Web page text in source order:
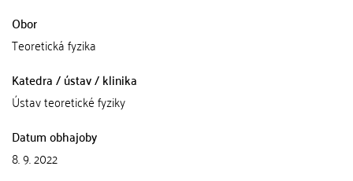
Obor
Teoretická fyzika
Katedra / ústav / klinika
Ústav teoretické fyziky
Datum obhajoby
8. 9. 2022